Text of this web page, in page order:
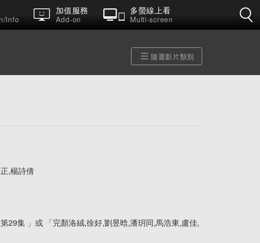
Info
加值服務
Add-on
多螢線上看
Multi-screen
隨選影片類別
,楊詩倩
29集 」或 「完顏洛絨,徐好,劉昱晗,潘玥同,馬浩東,盧佳,